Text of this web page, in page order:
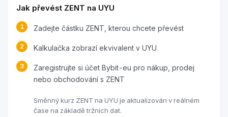
Jak převést ZENT na UYU
1 Zadejte částku ZENT, kterou chcete převést
2 Kalkulačka zobrazí ekvivalent v UYU
3
Zaregistrujte si účet Bybit-eu pro nákup, prodej
nebo obchodování s ZENT
Směnný kurz ZENT na UYU je aktualizován v reálném
čase na základě tržních dat.